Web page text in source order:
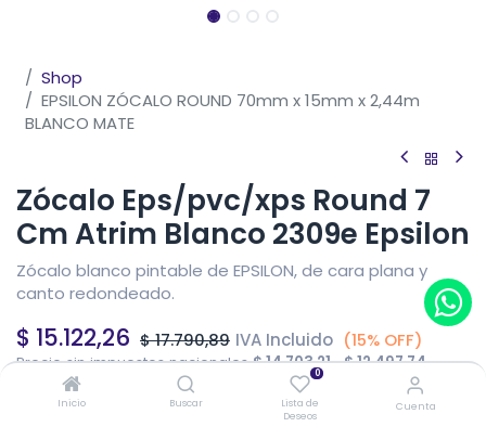
Inicio Buscar
0
Lista de
Deseos
Cuenta
Shop
EPSILON ZÓCALO ROUND 70mm x 15mm x 2,44m
BLANCO MATE
Zócalo Eps/pvc/xps Round 7
Cm Atrim Blanco 2309e Epsilon
Zócalo blanco pintable de EPSILON, de cara plana y
canto redondeado.
$ 15.122,26 $17.790,89 IVA Incluido (15% OFF)
Precio sin impuestos nacionales$14.703,21 $12.497,74
Fuera de stock